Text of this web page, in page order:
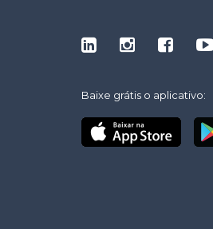
Baixe grátis o aplicativo: